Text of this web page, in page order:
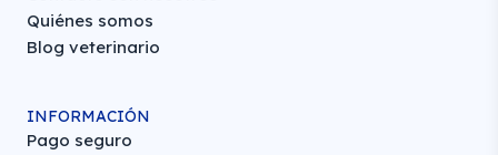
Quiénes somos
Blog veterinario
INFORMACIÓN
Pago seguro